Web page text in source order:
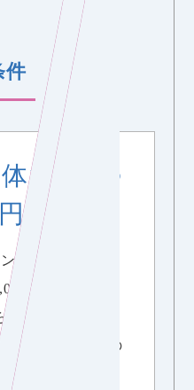
件
1回につ
まで
総戸数が
円までとし、
せいたします。
場合もありますの
さい。)